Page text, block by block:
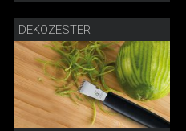
DEKOZESTER